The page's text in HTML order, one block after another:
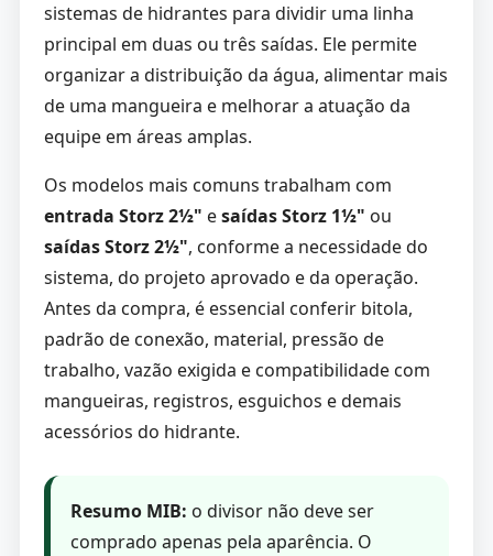
sistemas de hidrantes para dividir uma linha
principal em duas ou três saídas. Ele permite
organizar a distribuição da água, alimentar mais
de uma mangueira e melhorar a atuação da
equipe em áreas amplas.
Os modelos mais comuns trabalham com
entrada Storz 2½" esaídas Storz 1½" ou
saídas Storz 2½", conforme a necessidade do
sistema, do projeto aprovado e da operação.
Antes da compra, é essencial conferir bitola,
padrão de conexão, material, pressão de
trabalho, vazão exigida e compatibilidade com
mangueiras, registros, esguichos e demais
acessórios do hidrante.
Resumo MIB: o divisor não deve ser
comprado apenas pela aparência. O